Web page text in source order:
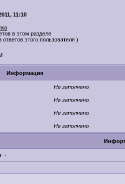
11:10
в этом разделе
ответов этого пользователя )
Информация
Не заполнено
Не заполнено
Не заполнено
Не заполнено
-